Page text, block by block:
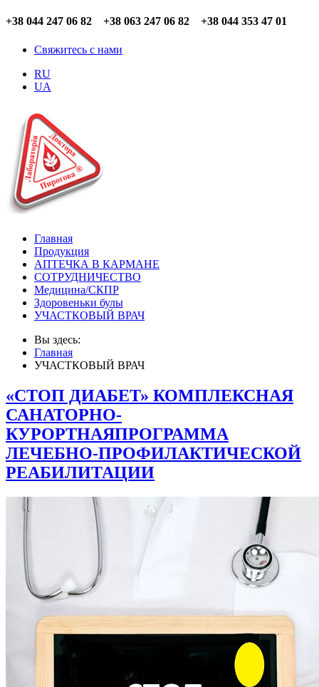
+38 044 247 06 82 +38 063 247 06 82 +38 044 353 47 01
Свяжитесь с нами
RU
UA
Главная
Продукция
АПТЕЧКА В КАРМАНЕ
СОТРУДНИЧЕСТВО
Медицина/СКПР
Здоровеньки булы
УЧАСТКОВЫЙ ВРАЧ
Вы здесь:
Главная
УЧАСТКОВЫЙ ВРАЧ
«СТОП ДИАБЕТ» КОМПЛЕКСНАЯ
САНАТОРНО-
КУРОРТНАЯПРОГРАММА
ЛЕЧЕБНО-ПРОФИЛАКТИЧЕСКОЙ
РЕАБИЛИТАЦИИ